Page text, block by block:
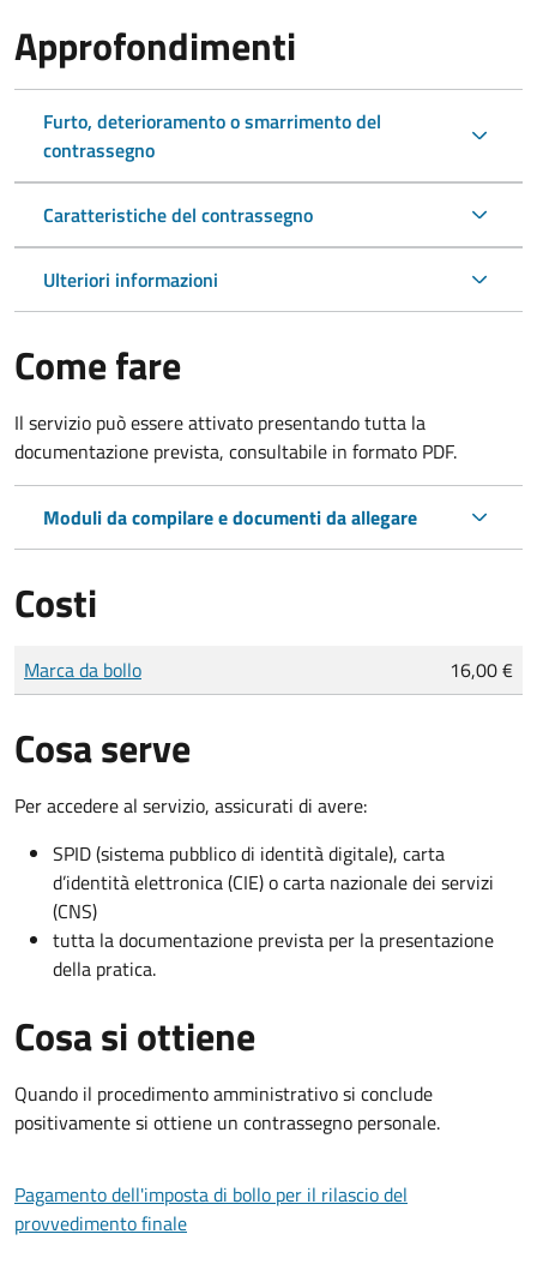
Approfondimenti
Furto, deterioramento o smarrimento del
contrassegno
Caratteristiche del contrassegno
Ulteriori informazioni
Come fare
Il servizio può essere attivato presentando tutta la
documentazione prevista, consultabile in formato PDF.
Moduli da compilare e documenti da allegare
Costi
Tipo di pagamento
Importo
Marca da bollo 16,00 €
Cosa serve
Per accedere al servizio, assicurati di avere:
SPID (sistema pubblico di identità digitale), carta
d’identità elettronica (CIE) o carta nazionale dei servizi
(CNS)
tutta la documentazione prevista per la presentazione
della pratica.
Cosa si ottiene
Quando il procedimento amministrativo si conclude
positivamente si ottiene un contrassegno personale.
Pagamento dell'imposta di bollo per il rilascio del
provvedimento finale